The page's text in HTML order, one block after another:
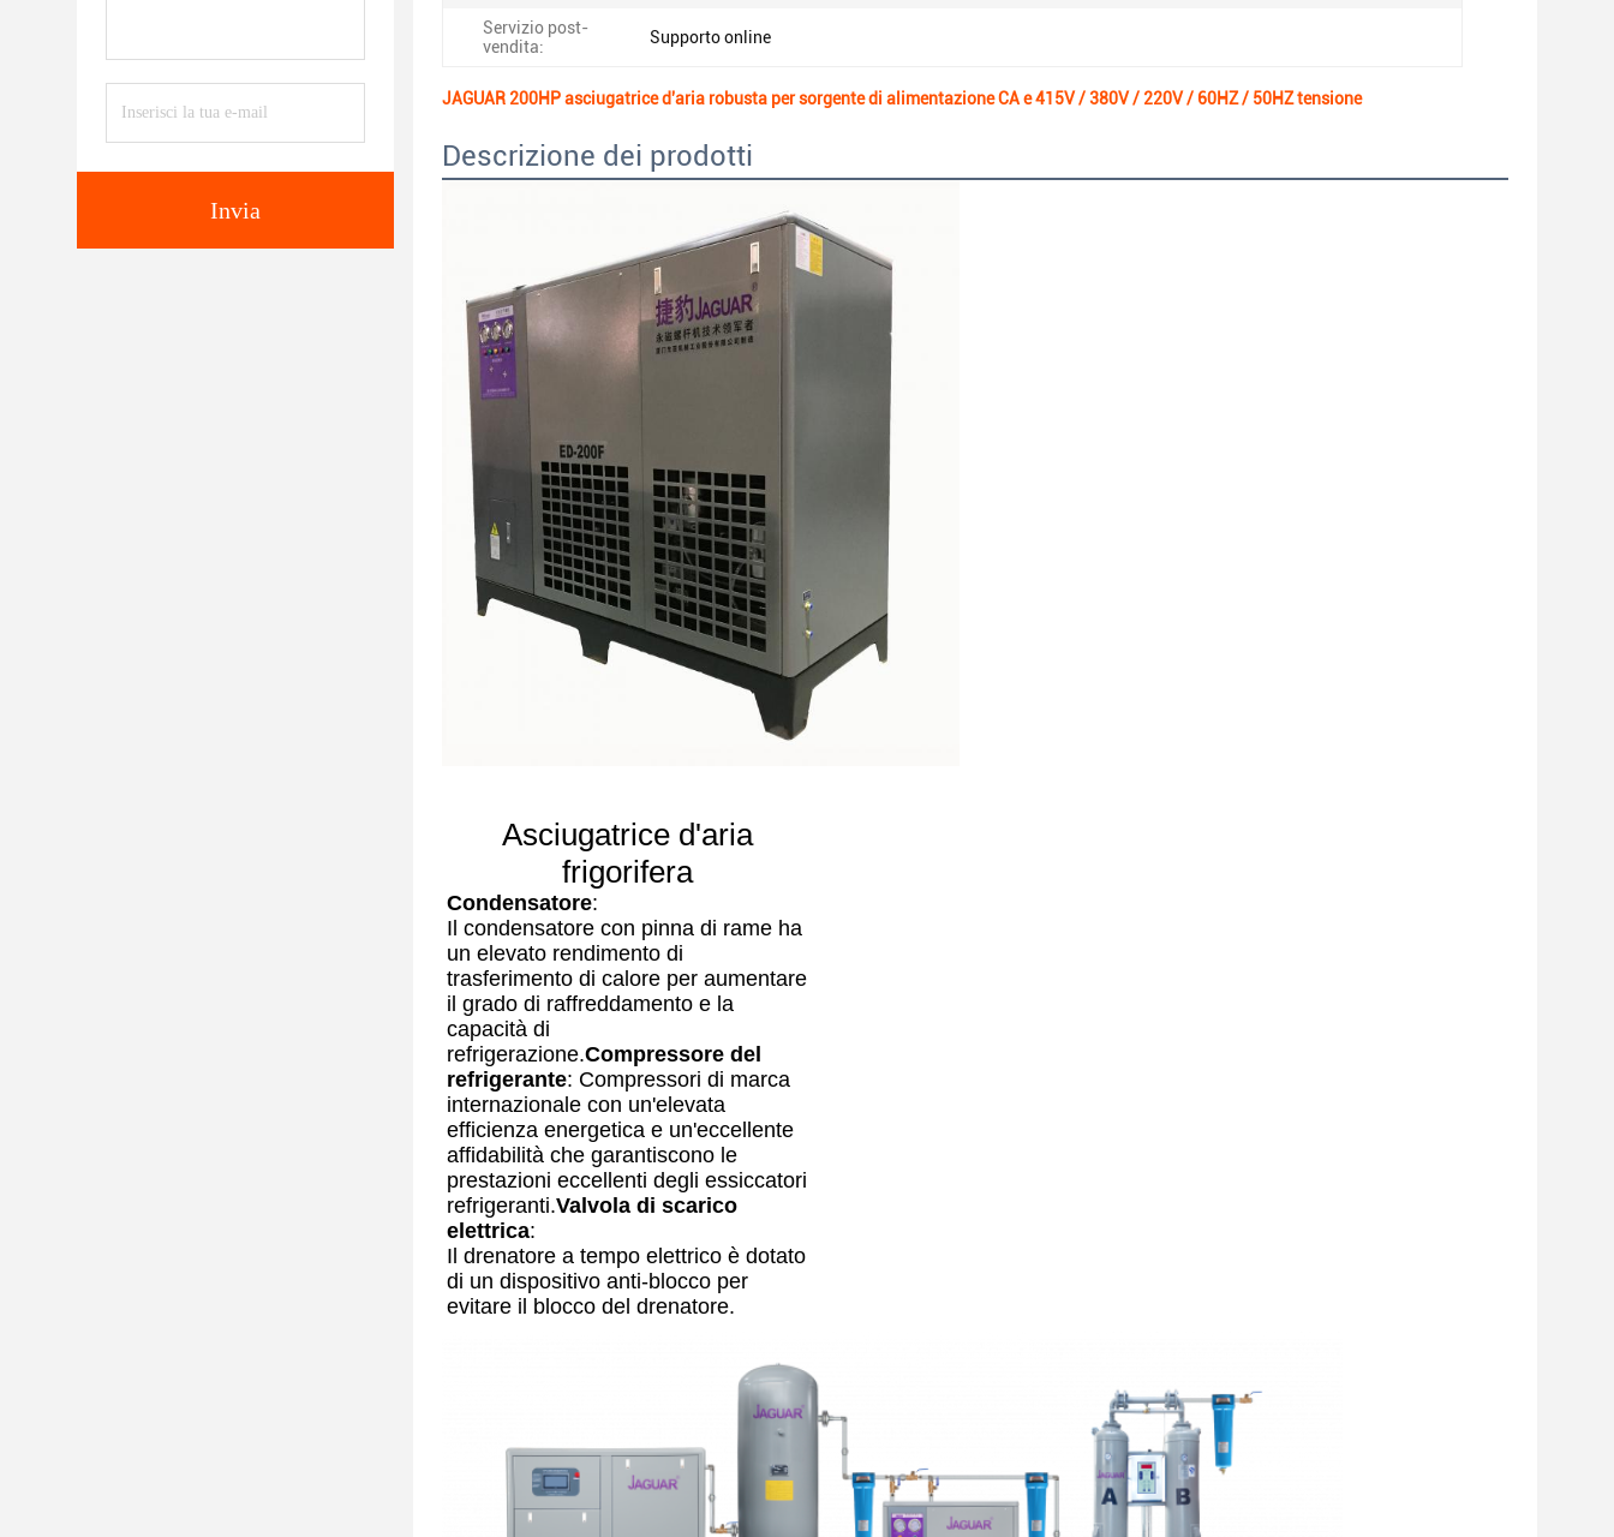
Invia
Servizio post-
vendita:
Supporto online
JAGUAR 200HP asciugatrice d'aria robusta per sorgente di alimentazione CA e 415V / 380V / 220V / 60HZ / 50HZ tensione
Descrizione dei prodotti
Asciugatrice d'aria
frigorifera
Condensatore:
Il condensatore con pinna di rame ha
un elevato rendimento di
trasferimento di calore per aumentare
il grado di raffreddamento e la
capacità di
refrigerazione.Compressore del
refrigerante: Compressori di marca
internazionale con un'elevata
efficienza energetica e un'eccellente
affidabilità che garantiscono le
prestazioni eccellenti degli essiccatori
refrigeranti.Valvola di scarico
elettrica:
Il drenatore a tempo elettrico è dotato
di un dispositivo anti-blocco per
evitare il blocco del drenatore.